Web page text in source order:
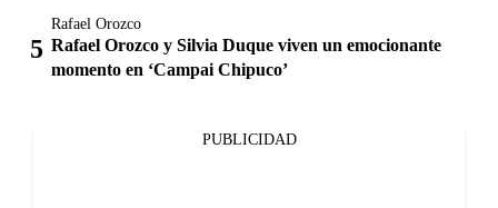
Rafael Orozco
Rafael Orozco y Silvia Duque viven un emocionante
momento en ‘Campai Chipuco’
PUBLICIDAD